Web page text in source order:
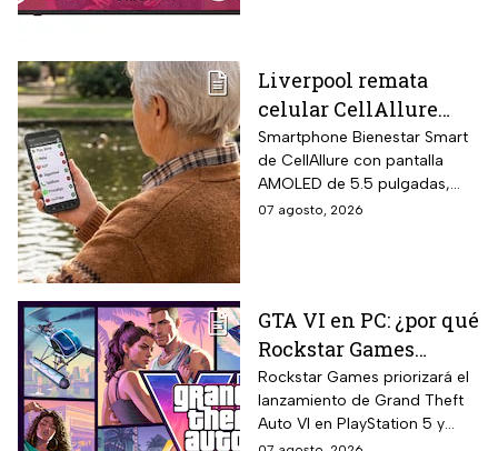
Liverpool remata
celular CellAllure
Smart AMOLED 5.5
pulgadas con botón
SOS, ideal para adultos
mayores: rebaja de 55%
Smartphone Bienestar Smart
de CellAllure con pantalla
AMOLED de 5.5 pulgadas,
sistema operativo Android 13
ubicado en la parte trasera
del equipo que activa llamada
automática al contacto de
emergencia junto con alarma
sonora potente.
07 agosto, 2026
GTA VI en PC: ¿por qué
Rockstar Games
decidió priorizar
PlayStation 5 y Xbox
Series X?
Rockstar Games priorizará el
lanzamiento de Grand Theft
Auto VI en PlayStation 5 y
Xbox Series X/S el 19 de